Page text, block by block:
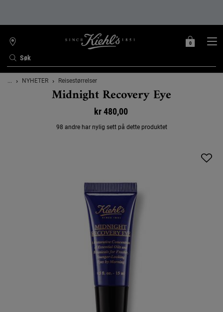
Søk
FINN
BUTIKK
MIN
0
0 PRODUKT
Main content
... NYHETER Reisestørrelser
Midnight Recovery Eye
kr 480,00
98 andre har nylig sett på dette produktet